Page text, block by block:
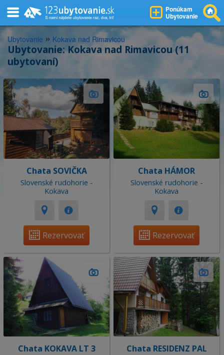
Ponúkam
Ubytovanie
Ubytovanie » Kokava nad Rimavicou
Ubytovanie: Kokava nad Rimavicou (11
ubytovaní)
Chata SOVIČKA
Slovenské rudohorie -
Kokava
Rezervovať
Chata HÁMOR
Slovenské rudohorie -
Kokava
Rezervovať
Chata KOKAVA LT 3 Chata RESIDENZ PAL